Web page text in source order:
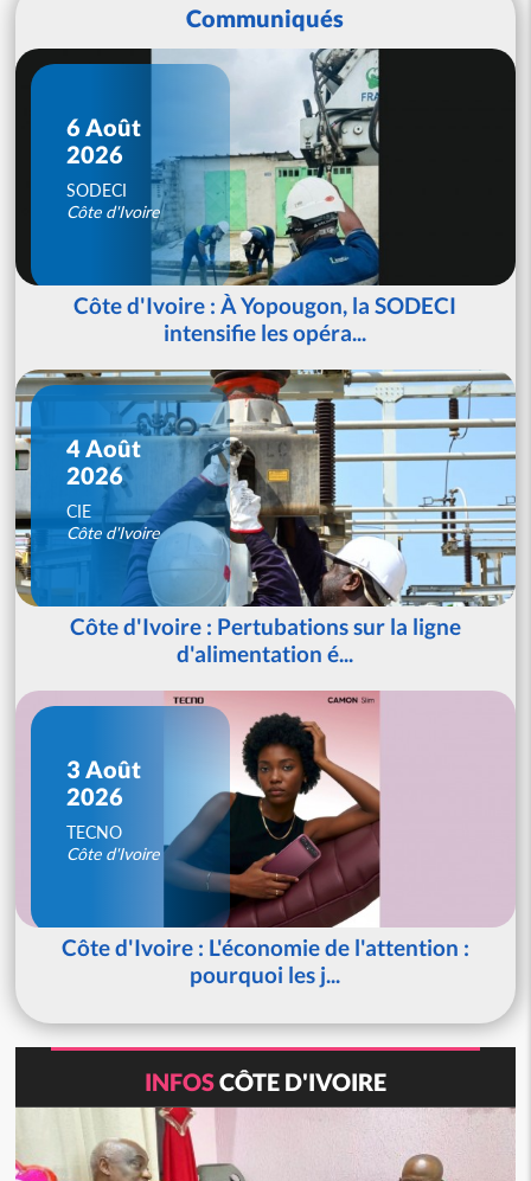
Communiqués
6 Août
2026
SODECI
Côte d'Ivoire
Côte d'Ivoire : À Yopougon, la SODECI
intensifie les opéra...
4 Août
2026
CIE
Côte d'Ivoire
Côte d'Ivoire : Pertubations sur la ligne
d'alimentation é...
3 Août
2026
TECNO
Côte d'Ivoire
Côte d'Ivoire : L'économie de l'attention :
pourquoi les j...
INFOSCÔTE D'IVOIRE